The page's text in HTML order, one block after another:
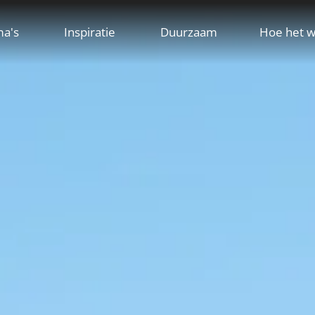
Inspiratie Duurzaam Hoe het